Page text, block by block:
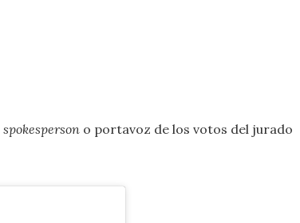
spokesperson o portavoz de los votos del jurado